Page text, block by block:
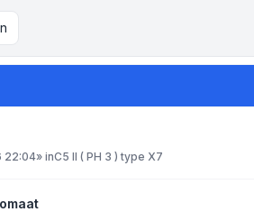
22:04» inC5 II ( PH 3 ) type X7